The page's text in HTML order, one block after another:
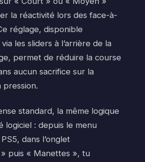
la réactivité lors des face-à-
réglage, disponible
les sliders à l’arrière de la
permet de réduire la course
aucun sacrifice sur la
pression.
standard, la même logique
logiciel : depuis le menu
dans l’onglet
puis « Manettes », tu